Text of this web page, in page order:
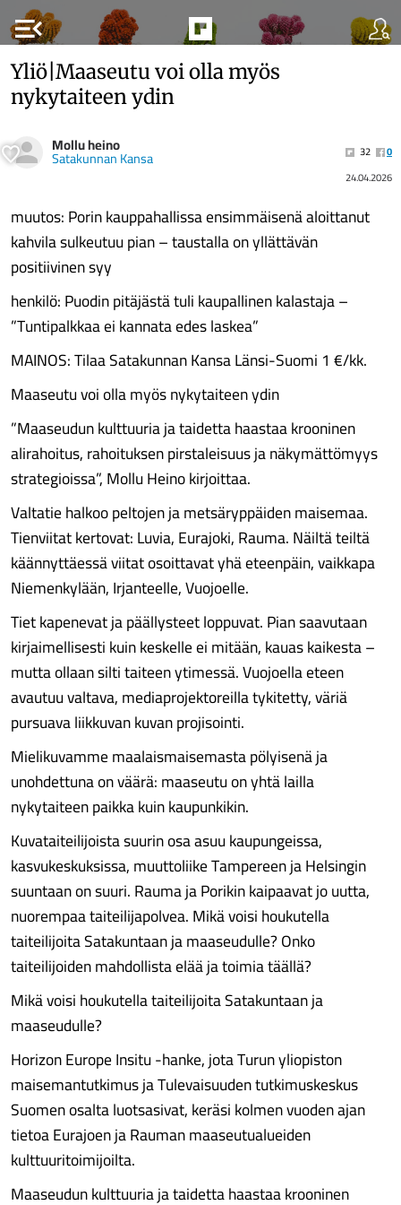
menu_open
Yliö|Maaseutu voi olla myös
nykytaiteen ydin
Mollu heino
Satakunnan Kansa 32
0
24.04.2026
muutos: Porin kauppahallissa ensimmäisenä aloittanut
kahvila sulkeutuu pian – taustalla on yllättävän
positiivinen syy
henkilö: Puodin pitäjästä tuli kaupallinen kalastaja –
”Tuntipalkkaa ei kannata edes laskea”
MAINOS: Tilaa Satakunnan Kansa Länsi-Suomi 1 €/kk.
Maaseutu voi olla myös nykytaiteen ydin
”Maaseudun kulttuuria ja taidetta haastaa krooninen
alirahoitus, rahoituksen pirstaleisuus ja näkymättömyys
strategioissa”, Mollu Heino kirjoittaa.
Valtatie halkoo peltojen ja metsäryppäiden maisemaa.
Tienviitat kertovat: Luvia, Eurajoki, Rauma. Näiltä teiltä
käännyttäessä viitat osoittavat yhä eteenpäin, vaikkapa
Niemenkylään, Irjanteelle, Vuojoelle.
Tiet kapenevat ja päällysteet loppuvat. Pian saavutaan
kirjaimellisesti kuin keskelle ei mitään, kauas kaikesta –
mutta ollaan silti taiteen ytimessä. Vuojoella eteen
avautuu valtava, mediaprojektoreilla tykitetty, väriä
pursuava liikkuvan kuvan projisointi.
Mielikuvamme maalaismaisemasta pölyisenä ja
unohdettuna on väärä: maaseutu on yhtä lailla
nykytaiteen paikka kuin kaupunkikin.
Kuvataiteilijoista suurin osa asuu kaupungeissa,
kasvukeskuksissa, muuttoliike Tampereen ja Helsingin
suuntaan on suuri. Rauma ja Porikin kaipaavat jo uutta,
nuorempaa taiteilijapolvea. Mikä voisi houkutella
taiteilijoita Satakuntaan ja maaseudulle? Onko
taiteilijoiden mahdollista elää ja toimia täällä?
Mikä voisi houkutella taiteilijoita Satakuntaan ja
maaseudulle?
Horizon Europe Insitu -hanke, jota Turun yliopiston
maisemantutkimus ja Tulevaisuuden tutkimuskeskus
Suomen osalta luotsasivat, keräsi kolmen vuoden ajan
tietoa Eurajoen ja Rauman maaseutualueiden
kulttuuritoimijoilta.
Maaseudun kulttuuria ja taidetta haastaa krooninen